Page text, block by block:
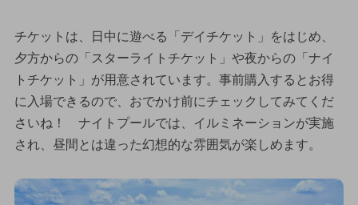
チケットは、日中に遊べる「デイチケット」をはじめ、
夕方からの「スターライトチケット」や夜からの「ナイ
トチケット」が用意されています。事前購入するとお得
に入場できるので、おでかけ前にチェックしてみてくだ
さいね！ ナイトプールでは、イルミネーションが実施
され、昼間とは違った幻想的な雰囲気が楽しめます。